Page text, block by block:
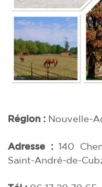
Région : Nouvelle-
Adresse : 140
Saint-André-de-